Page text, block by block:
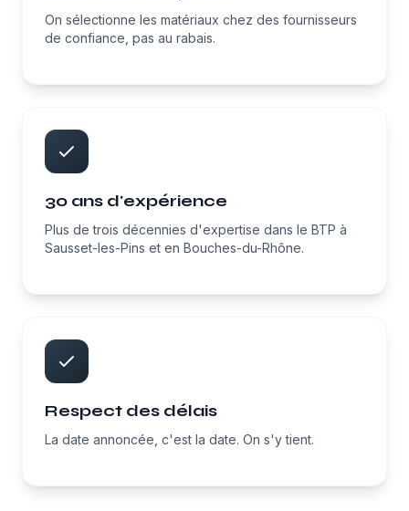
On sélectionne les matériaux chez des fournisseurs
de confiance, pas au rabais.
30 ans d'expérience
Plus de trois décennies d'expertise dans le BTP à
Sausset-les-Pins et en Bouches-du-Rhône.
Respect des délais
La date annoncée, c'est la date. On s'y tient.